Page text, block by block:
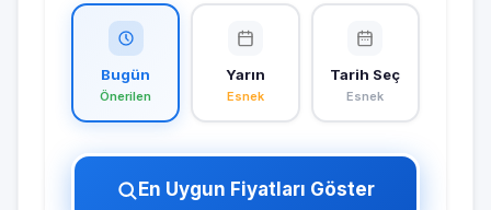
Bugün
Önerilen
Yarın
Esnek
Tarih Seç
Esnek
En Uygun Fiyatları Göster